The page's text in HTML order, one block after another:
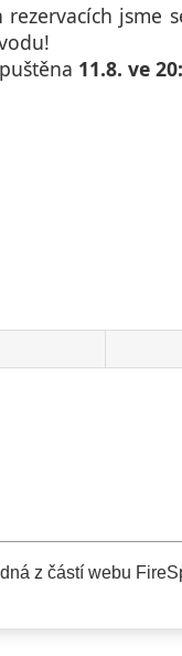
jsme
11.8. ve
z částí webu